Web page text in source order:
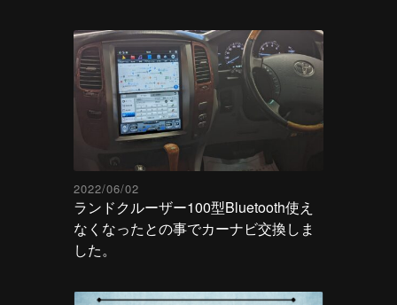
2022/06/02
ランドクルーザー100型Bluetooth使え
なくなったとの事でカーナビ交換しま
した。